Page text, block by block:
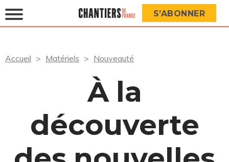
S’ABONNER
Accueil Matériels Nouveauté
À la
découverte